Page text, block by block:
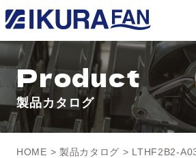
Product
製品カタログ
HOME > 製品カタログ > LTHF2B2-